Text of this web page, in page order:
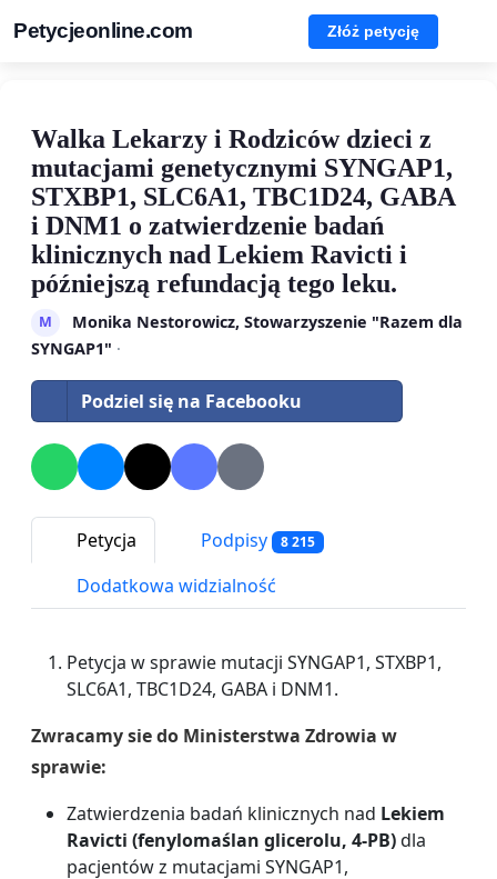
Petycjeonline.com Złóż petycję
Walka Lekarzy i Rodziców dzieci z
mutacjami genetycznymi SYNGAP1,
STXBP1, SLC6A1, TBC1D24, GABA
i DNM1 o zatwierdzenie badań
klinicznych nad Lekiem Ravicti i
późniejszą refundacją tego leku.
M
Monika Nestorowicz, Stowarzyszenie "Razem dla
SYNGAP1" ·
Podziel się na Facebooku
Petycja Podpisy 8 215
Dodatkowa widzialność
Petycja w sprawie mutacji SYNGAP1, STXBP1,
SLC6A1, TBC1D24, GABA i DNM1.
Zwracamy sie do Ministerstwa Zdrowia w
sprawie:
Zatwierdzenia badań klinicznych nad Lekiem
Ravicti (fenylomaślan glicerolu, 4-PB)dla
pacjentów z mutacjami SYNGAP1,